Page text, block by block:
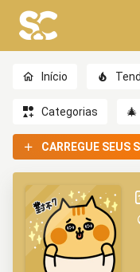
Início
Categorias 🎄
CARREGUE SEUS